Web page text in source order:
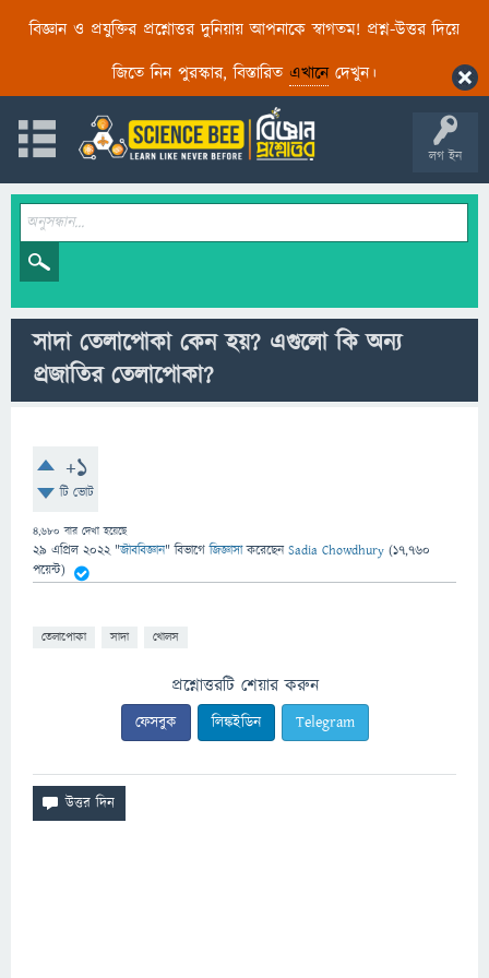
বিজ্ঞান ও প্রযুক্তির প্রশ্নোত্তর দুনিয়ায় আপনাকে স্বাগতম! প্রশ্ন-উত্তর দিয়ে
জিতে নিন পুরস্কার, বিস্তারিত এখানেদেখুন।
লগ ইন
সাদা তেলাপোকা কেন হয়? এগুলো কি অন্য
প্রজাতির তেলাপোকা?
+1
টি ভোট
4,680 বার দেখা হয়েছে
29 এপ্রিল 2022 "জীববিজ্ঞান" বিভাগে জিজ্ঞাসাকরেছেনSadia Chowdhury (17,760
পয়েন্ট)
তেলাপোকা সাদা খোলস
প্রশ্নোত্তরটি শেয়ার করুন
ফেসবুক লিঙ্কইডিন Telegram